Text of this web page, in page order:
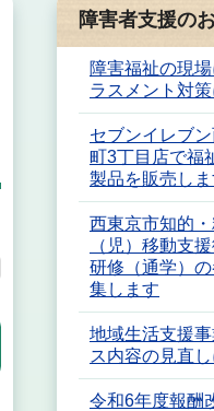
障害者支援の
障害福祉の現
ラスメント対
セブンイレブ
町3丁目店で福
製品を販売しま
西東京市知的
（児）移動支
研修（通学）
集します
地域生活支援
ス内容の見直
令和6年度報酬